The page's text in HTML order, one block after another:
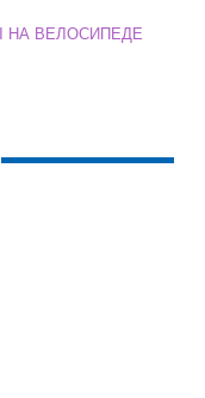
НА ВЕЛОСИПЕДЕ